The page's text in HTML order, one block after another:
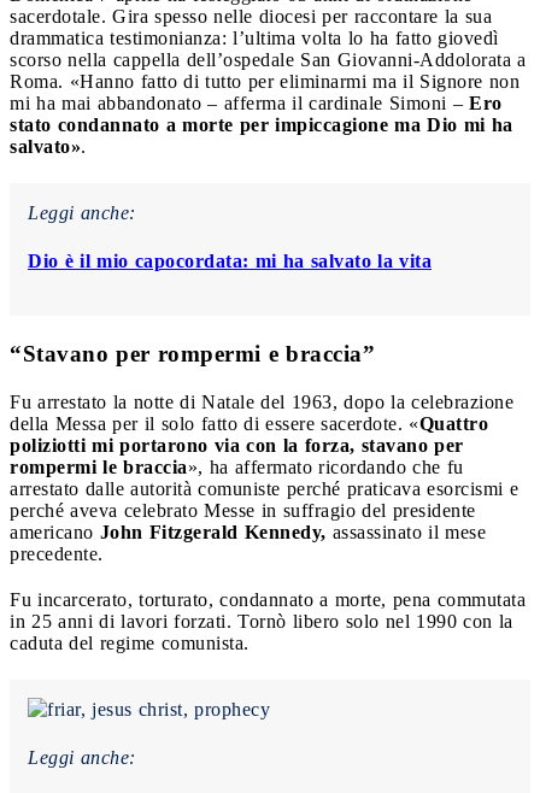
sacerdotale. Gira spesso nelle diocesi per raccontare la sua
drammatica testimonianza: l’ultima volta lo ha fatto giovedì
scorso nella cappella dell’ospedale San Giovanni-Addolorata a
Roma. «Hanno fatto di tutto per eliminarmi ma il Signore non
mi ha mai abbandonato – afferma il cardinale Simoni – Ero
stato condannato a morte per impiccagione ma Dio mi ha
salvato».
Leggi anche:
Dio è il mio capocordata: mi ha salvato la vita
“Stavano per rompermi e braccia”
Fu arrestato la notte di Natale del 1963, dopo la celebrazione
della Messa per il solo fatto di essere sacerdote. «Quattro
poliziotti mi portarono via con la forza, stavano per
rompermi le braccia», ha affermato ricordando che fu
arrestato dalle autorità comuniste perché praticava esorcismi e
perché aveva celebrato Messe in suffragio del presidente
americano John Fitzgerald Kennedy, assassinato il mese
precedente.
Fu incarcerato, torturato, condannato a morte, pena commutata
in 25 anni di lavori forzati. Tornò libero solo nel 1990 con la
caduta del regime comunista.
Leggi anche: